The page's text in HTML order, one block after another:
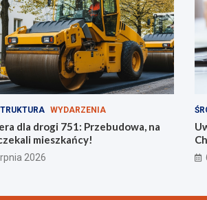
WYDARZENIA
dla drogi 751: Przebudowa, na
mieszkańcy!
2026